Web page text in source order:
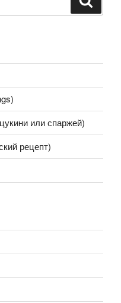
или спаржей)
рецепт)